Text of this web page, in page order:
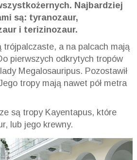
Najbardziej
są: tyranozaur,
i terizinozaur.
trójpalczaste, a na palcach mają
pierwszych odkrytych tropów
Megalosauripus. Pozostawił
tropy mają nawet pół metra
są tropy Kayentapus, które
lub jego krewny.